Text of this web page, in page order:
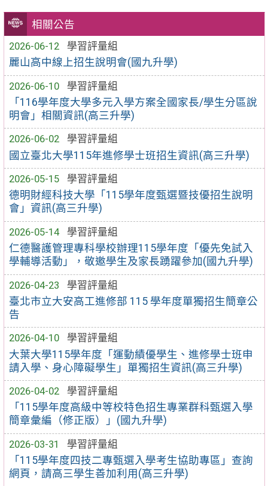
相關公告
2026-06-12
學習評量組
麗山高中線上招生說明會(國九升學)
2026-06-10
學習評量組
「116學年度大學多元入學方案全國家長/學生分區說
明會」相關資訊(高三升學)
2026-06-02
學習評量組
國立臺北大學115年進修學士班招生資訊(高三升學)
2026-05-15
學習評量組
德明財經科技大學「115學年度甄選暨技優招生說明
會」資訊(高三升學)
2026-05-14
學習評量組
仁德醫護管理專科學校辦理115學年度「優先免試入
學輔導活動」，敬邀學生及家長踴躍參加(國九升學)
2026-04-23
學習評量組
臺北市立大安高工進修部 115 學年度單獨招生簡章公
告
2026-04-10
學習評量組
大葉大學115學年度「運動績優學生、進修學士班申
請入學、身心障礙學生」單獨招生資訊(高三升學)
2026-04-02
學習評量組
「115學年度高級中等校特色招生專業群科甄選入學
簡章彙編（修正版）」(國九升學)
2026-03-31
學習評量組
「115學年度四技二專甄選入學考生協助專區」查詢
網頁，請高三學生善加利用(高三升學)